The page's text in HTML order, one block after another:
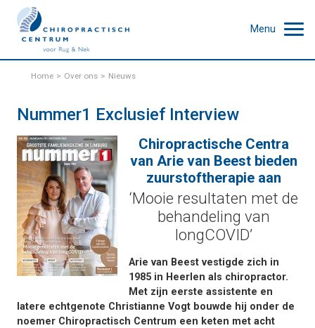
Menu
Home Over ons Nieuws
Nummer1 Exclusief Interview
Chiropractische Centra
van Arie van Beest bieden
zuurstoftherapie aan
‘Mooie resultaten met de
behandeling van
longCOVID’
Arie van Beest vestigde zich in
1985 in Heerlen als chiropractor.
Met zijn eerste assistente en
latere echtgenote Christianne Vogt bouwde hij onder de
noemer Chiropractisch Centrum een keten met acht